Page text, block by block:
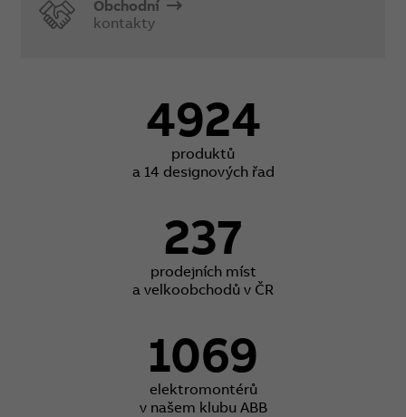
Obchodní
kontakty
4924
produktů
a 14 designových řad
237
prodejních míst
a velkoobchodů v ČR
1069
elektromontérů
v našem klubu ABB